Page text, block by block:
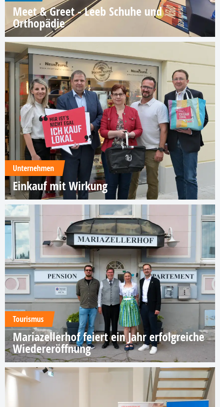
Meet & Greet - Leeb Schuhe und
Orthopädie
Unternehmen
Einkauf mit Wirkung
Tourismus
Mariazellerhof feiert ein Jahr erfolgreiche
Wiedereröffnung